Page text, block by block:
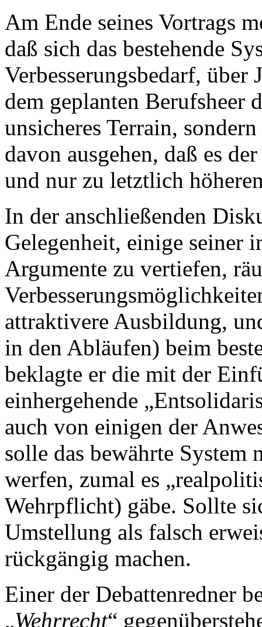
Am Ende seines Vortrags
daß sich das bestehende
Verbesserungsbedarf, über
dem geplanten Berufsheer
unsicheres Terrain,
davon ausgehen, daß es
und nur zu letztlich
In der anschließenden
Gelegenheit, einige seiner
Argumente zu vertiefen,
attraktivere Ausbildung,
in den Abläufen) beim
beklagte er die mit der
einhergehende
auch von einigen der
solle das bewährte
werfen, zumal es
Wehrpflicht) gäbe. Sollte
Umstellung als falsch
rückgängig machen.
Einer der Debattenredner
„Wehrrecht“